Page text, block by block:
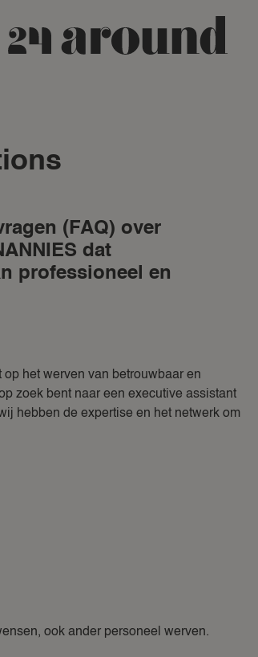
(FAQ) over
dat
professioneel en
het werven van betrouwbaar en
zoek bent naar een executive assistant
hebben de expertise en het netwerk om
ook ander personeel werven.